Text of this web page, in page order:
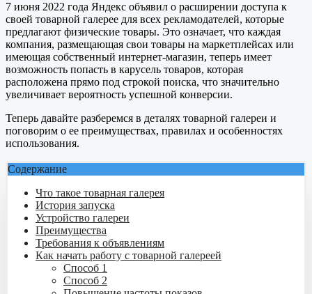
7 июня 2022 года Яндекс объявил о расширении доступа к
своей товарной галерее для всех рекламодателей, которые
предлагают физические товары. Это означает, что каждая
компания, размещающая свои товары на маркетплейсах или
имеющая собственный интернет-магазин, теперь имеет
возможность попасть в карусель товаров, которая
расположена прямо под строкой поиска, что значительно
увеличивает вероятность успешной конверсии.
Теперь давайте разберемся в деталях товарной галереи и
поговорим о ее преимуществах, правилах и особенностях
использования.
Содержание
Что такое товарная галерея
История запуска
Устройство галереи
Преимущества
Требования к объявлениям
Как начать работу с товарной галереей
Способ 1
Способ 2